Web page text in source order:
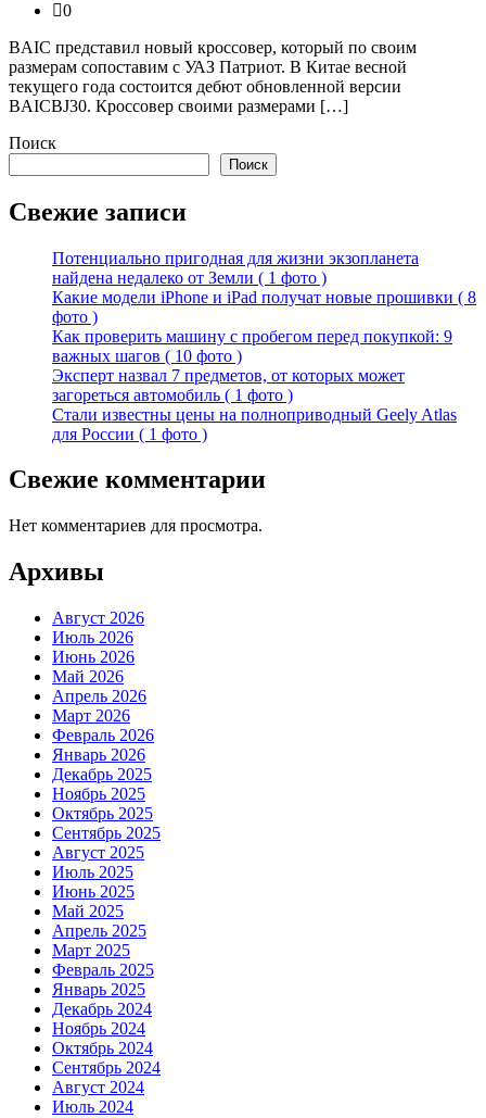
0
BAIC представил новый кроссовер, который по своим
размерам сопоставим с УАЗ Патриот. В Китае весной
текущего года состоится дебют обновленной версии
BAICBJ30. Кроссовер своими размерами […]
Поиск
Поиск
Свежие записи
Потенциально пригодная для жизни экзопланета
найдена недалеко от Земли ( 1 фото )
Какие модели iPhone и iPad получат новые прошивки ( 8
фото )
Как проверить машину с пробегом перед покупкой: 9
важных шагов ( 10 фото )
Эксперт назвал 7 предметов, от которых может
загореться автомобиль ( 1 фото )
Стали известны цены на полноприводный Geely Atlas
для России ( 1 фото )
Свежие комментарии
Нет комментариев для просмотра.
Архивы
Август 2026
Июль 2026
Июнь 2026
Май 2026
Апрель 2026
Март 2026
Февраль 2026
Январь 2026
Декабрь 2025
Ноябрь 2025
Октябрь 2025
Сентябрь 2025
Август 2025
Июль 2025
Июнь 2025
Май 2025
Апрель 2025
Март 2025
Февраль 2025
Январь 2025
Декабрь 2024
Ноябрь 2024
Октябрь 2024
Сентябрь 2024
Август 2024
Июль 2024